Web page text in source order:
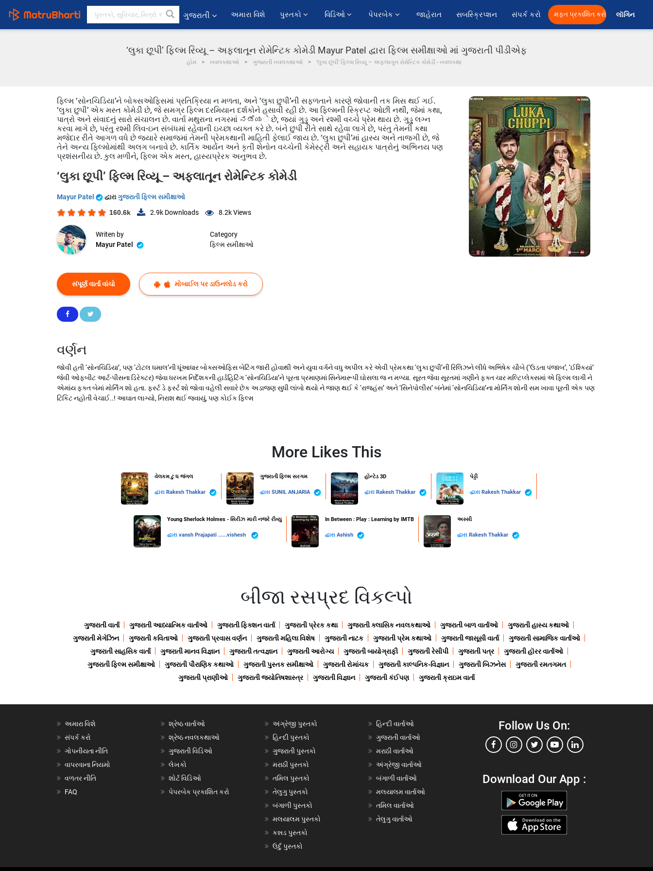
ગુજરાતી અમારા વિશે પુસ્તકો વિડિઓ પેપરબેક જાહેરાત સબસ્ક્રિપ્શન સંપર્ક કરો મફત પ્રકાશિત કરો લૉગિન
‘લુકા છૂપી’ ફિલ્મ રિવ્યૂ – અફલાતૂન રોમેન્ટિક કોમેડી Mayur Patel દ્વારા ફિલ્મ સમીક્ષાઓ માં ગુજરાતી પીડીએફ
હોમ નવલકથાઓ ગુજરાતી નવલકથાઓ ‘લુકા છૂપી’ ફિલ્મ રિવ્યૂ – અફલાતૂન રોમેન્ટિક કોમેડી - નવલકથા
ફિલ્મ ‘સોનચિડિયા’ને બોક્સઓફિસમાં પ્રતિક્રિયા ન મળતા, અને ‘લુકા છુપી’ની સફળતાને કારણે જોવાની તક મિસ થઈ ગઈ.
‘લુકા છુપી’ એક મસ્ત કોમેડી છે, જે સમગ્ર ફિલ્મ દરમિયાન દર્શકોને હસાવી રહી છે. આ ફિલ્મની સ્ક્રિપ્ટ ઓછી નથી, જેમાં કથા,
પાત્રો અને સંવાદનું સારો સંચાલન છે. વાર્તા મથુરાના નગરમાં ನಡೆಯે છે, જ્યાં ગુડ્ડુ અને રશ્મી વચ્ચે પ્રેમ થાય છે. ગુડ્ડુ લગ્ન
કરવા માગે છે, પરંતુ રશ્મી લિવ-ઇન સંબંધમાં રહેવાની ઇચ્છા વ્યક્ત કરે છે. બંને છુપી રીતે સાથે રહેવા લાગે છે, પરંતુ તેમની કથા
મજેદાર રીતે આગળ વધે છે જ્યારે સમાજમાં તેમની પ્રેમકથાની માહિતી ફેલાઈ જાય છે. ‘લુકા છુપી’માં હાસ્ય અને તાજગી છે, જે
તેને અન્ય ફિલ્મોમાંથી અલગ બનાવે છે. કાર્તિક આર્યન અને કૃતી શેનોન વચ્ચેની કેમેસ્ટ્રી અને સહાયક પાત્રોનું અભિનય પણ
પ્રશંસનીય છે. કુલ મળીને, ફિલ્મ એક મસ્ત, હાસ્યપ્રેરક અનુભવ છે.
‘લુકા છૂપી’ ફિલ્મ રિવ્યૂ – અફલાતૂન રોમેન્ટિક કોમેડી
Mayur Patel દ્વારાગુજરાતી ફિલ્મ સમીક્ષાઓ
160.6k 2.9k Downloads 8.2kViews
Writen by
Mayur Patel
Category
ફિલ્મ સમીક્ષાઓ
સંપૂર્ણ વાર્તા વાંચો મોબાઈલ પર ડાઉનલોડ કરો
વર્ણન
જોવી હતી ‘સોનચિડિયા’, પણ ‘ટોટલ ધમાલ’ની ધૂંઆધાર બોક્સઓફિસ બેટિંગ જારી હોવાથી અને યુવા વર્ગને વધુ અપીલ કરે એવી પ્રેમકથા ‘લુકા છુપી’ની રિલિઝને લીધે અભિષેક ચૌબે (‘ઉડતા પંજાબ’, ‘ઈશ્કિયાં’
જેવી ઓફબીટ આર્ટ-પીસના ડિરેક્ટર) જેવા ધરખમ નિર્દેશકની હાર્ડહિટિંગ ‘સોનચિડિયા’ને પૂરતા પ્રમાણમાં સિનેમારૂપી ઘોસલા જ ન મળ્યા. સૂરત જેવા સૂરતમાં ગણીને ફક્ત ચાર મલ્ટિપ્લેક્સમાં એ ફિલ્મ લાગી ને
એમાંય ફક્ત બેમાં મોર્નિંગ શો હતા. ફર્સ્ટ ડે ફર્સ્ટ શો જોવા વહેલી સવારે છેક અડાજણ સુધી લાંબો થયો ને જાણ થઈ કે ‘રાજહંસ’ અને ‘સિનેપોલીસ’ બંનેમાં ‘સોનચિડિયા’ના મોર્નિંગ શોની સમ ખાવા પૂરતી એક પણ
ટિકિટ નહોતી વેચાઈ..! આઘાત લાગ્યો, નિરાશ થઈ જવાયું, પણ કોઈક ફિલ્મ
More Likes This
વેલકમ ટુ ધ જંગલ
દ્વારા Rakesh Thakkar
ગુજરાતી ફિલ્મ સરગમ
દ્વારા SUNIL ANJARIA
હોન્ટેડ 3D
દ્વારા Rakesh Thakkar
પેડ્ડી
દ્વારા Rakesh Thakkar
Young Sherlock Holmes - સિરીઝ મારી નજરે રીવ્યુ
દ્વારા vansh Prajapati ......vishesh ️
In Between : Play : Learning by IMTB
દ્વારા Ashish
અસ્સી
દ્વારા Rakesh Thakkar
બીજા રસપ્રદ વિકલ્પો
ગુજરાતી વાર્તા ગુજરાતી આધ્યાત્મિક વાર્તાઓ ગુજરાતી ફિક્શન વાર્તા ગુજરાતી પ્રેરક કથા ગુજરાતી ક્લાસિક નવલકથાઓ ગુજરાતી બાળ વાર્તાઓ
ગુજરાતી હાસ્ય કથાઓ
ગુજરાતી મેગેઝિન
ગુજરાતી કવિતાઓ ગુજરાતી પ્રવાસ વર્ણન ગુજરાતી મહિલા વિશેષ ગુજરાતી નાટક ગુજરાતી પ્રેમ કથાઓ ગુજરાતી જાસૂસી વાર્તા
ગુજરાતી સામાજિક વાર્તાઓ
ગુજરાતી સાહસિક વાર્તા
ગુજરાતી માનવ વિજ્ઞાન ગુજરાતી તત્વજ્ઞાન ગુજરાતી આરોગ્ય ગુજરાતી બાયોગ્રાફી ગુજરાતી રેસીપી ગુજરાતી પત્ર
ગુજરાતી હૉરર વાર્તાઓ
ગુજરાતી ફિલ્મ સમીક્ષાઓ
ગુજરાતી પૌરાણિક કથાઓ ગુજરાતી પુસ્તક સમીક્ષાઓ ગુજરાતી રોમાંચક ગુજરાતી કાલ્પનિક-વિજ્ઞાન ગુજરાતી બિઝનેસ
ગુજરાતી રમતગમત
ગુજરાતી પ્રાણીઓ
ગુજરાતી જ્યોતિષશાસ્ત્ર ગુજરાતી વિજ્ઞાન ગુજરાતી કંઈપણ ગુજરાતી ક્રાઇમ વાર્તા
અમારા વિશે
સંપર્ક કરો
ગોપનીયતા નીતિ
વાપરવાના નિયમો
વળતર નીતિ
FAQ
શ્રેષ્ઠ વાર્તાઓ
શ્રેષ્ઠ નવલકથાઓ
ગુજરાતી વિડિઓ
લેખકો
શોર્ટ વિડિઓ
પેપરબેક પ્રકાશિત કરો
અંગ્રેજી પુસ્તકો
હિન્દી પુસ્તકો
ગુજરાતી પુસ્તકો
મરાઠી પુસ્તકો
તમિલ પુસ્તકો
તેલુગુ પુસ્તકો
બંગાળી પુસ્તકો
મલયાલમ પુસ્તકો
કન્નડ પુસ્તકો
ઉર્દુ પુસ્તકો
હિન્દી વાર્તાઓ
ગુજરાતી વાર્તાઓ
મરાઠી વાર્તાઓ
અંગ્રેજી વાર્તાઓ
બંગાળી વાર્તાઓ
મલયાલમ વાર્તાઓ
તમિલ વાર્તાઓ
તેલુગુ વાર્તાઓ
Follow Us On:
Download Our App :